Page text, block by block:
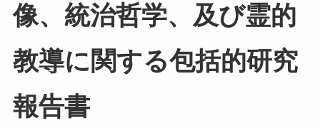
像、統治哲学、及び霊的
教導に関する包括的研究
報告書